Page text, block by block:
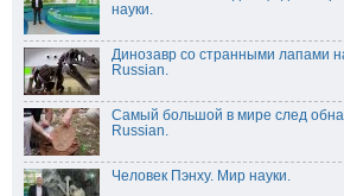
науки.
Динозавр со странными лапами
Russian.
Самый большой в мире след
Russian.
Человек Пэнху. Мир науки.